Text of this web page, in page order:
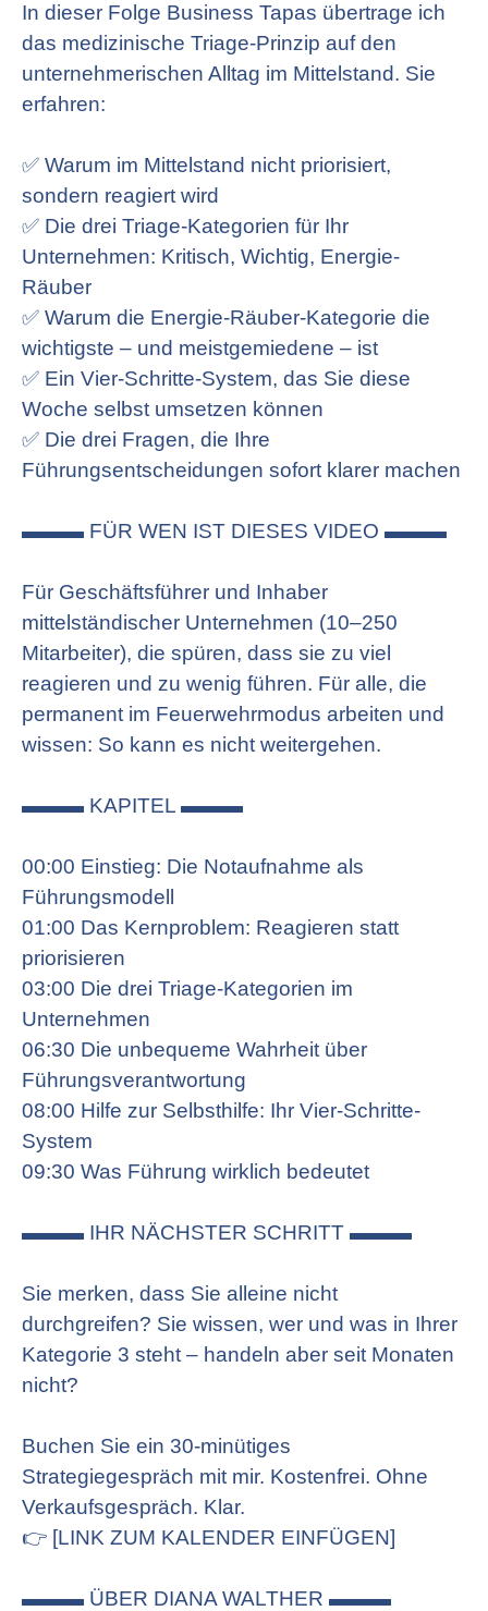
In dieser Folge Business Tapas übertrage ich
das medizinische Triage-Prinzip auf den
unternehmerischen Alltag im Mittelstand. Sie
erfahren:
✅ Warum im Mittelstand nicht priorisiert,
sondern reagiert wird
✅ Die drei Triage-Kategorien für Ihr
Unternehmen: Kritisch, Wichtig, Energie-
Räuber
✅ Warum die Energie-Räuber-Kategorie die
wichtigste – und meistgemiedene – ist
✅ Ein Vier-Schritte-System, das Sie diese
Woche selbst umsetzen können
✅ Die drei Fragen, die Ihre
Führungsentscheidungen sofort klarer machen
▬▬▬ FÜR WEN IST DIESES VIDEO ▬▬▬
Für Geschäftsführer und Inhaber
mittelständischer Unternehmen (10–250
Mitarbeiter), die spüren, dass sie zu viel
reagieren und zu wenig führen. Für alle, die
permanent im Feuerwehrmodus arbeiten und
wissen: So kann es nicht weitergehen.
▬▬▬ KAPITEL ▬▬▬
00:00 Einstieg: Die Notaufnahme als
Führungsmodell
01:00 Das Kernproblem: Reagieren statt
priorisieren
03:00 Die drei Triage-Kategorien im
Unternehmen
06:30 Die unbequeme Wahrheit über
Führungsverantwortung
08:00 Hilfe zur Selbsthilfe: Ihr Vier-Schritte-
System
09:30 Was Führung wirklich bedeutet
▬▬▬ IHR NÄCHSTER SCHRITT ▬▬▬
Sie merken, dass Sie alleine nicht
durchgreifen? Sie wissen, wer und was in Ihrer
Kategorie 3 steht – handeln aber seit Monaten
nicht?
Buchen Sie ein 30-minütiges
Strategiegespräch mit mir. Kostenfrei. Ohne
Verkaufsgespräch. Klar.
👉 [LINK ZUM KALENDER EINFÜGEN]
▬▬▬ ÜBER DIANA WALTHER ▬▬▬